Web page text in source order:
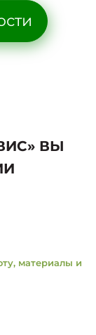
ВЫ
материалы и